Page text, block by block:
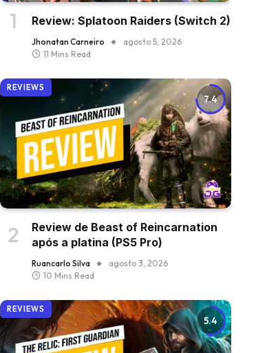
Review: Splatoon Raiders (Switch 2)
Jhonatan Carneiro
agosto 5, 2026
11 Mins Read
7.4
REVIEWS
Review de Beast of Reincarnation
após a platina (PS5 Pro)
Ruancarlo Silva
agosto 3, 2026
10 Mins Read
5.4
REVIEWS